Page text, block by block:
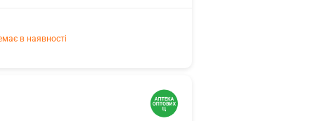
в наявності